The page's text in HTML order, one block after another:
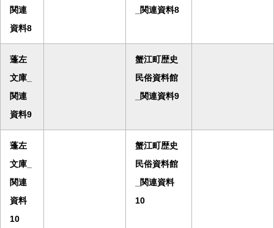
関連
資料8
_関連資料8
蓬左
文庫_
関連
資料9
蟹江町歴史
民俗資料館
_関連資料9
蓬左
文庫_
関連
資料
10
蟹江町歴史
民俗資料館
_関連資料
10